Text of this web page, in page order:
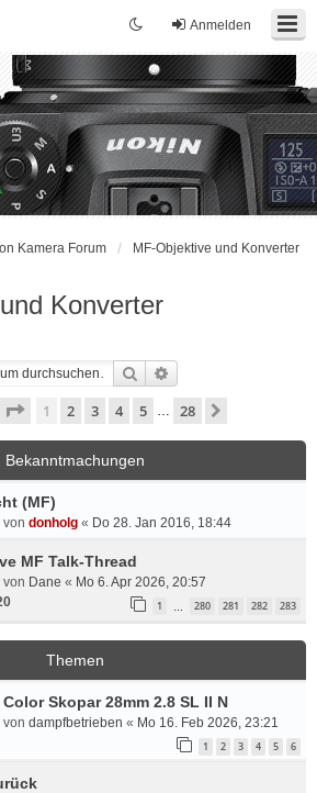
Anmelden
Kamera Forum MF-Objektive und Konverter
Konverter
Suche
Seite 1von 28
1 2 3 4 5 … 28
Bekanntmachungen
(MF)
von donholg « Do 28. Jan 2016, 18:44
MF Talk-Thread
von Dane « Mo 6. Apr 2026, 20:57
1 280 281 282 283
Themen
Skopar 28mm 2.8 SL II N
von dampfbetrieben « Mo 16. Feb 2026, 23:21
1 2 3 4 5 6